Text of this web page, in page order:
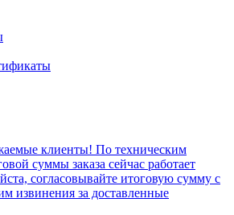
клиенты! По техническим
суммы заказа сейчас работает
согласовывайте итоговую сумму с
извинения за доставленные